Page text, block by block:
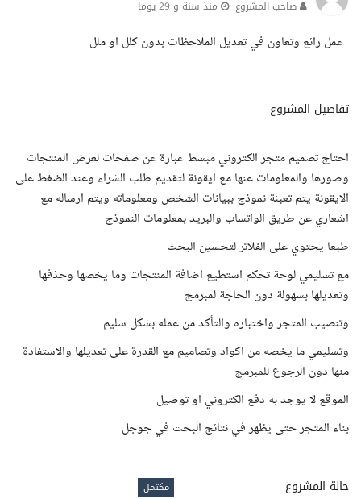
صاحب المشروع منذ سنة و 29 يوما
عمل رائع وتعاون في تعديل الملاحظات بدون كلل او ملل
تفاصيل المشروع
احتاج تصميم متجر الكتروني مبسط عبارة عن صفحات لعرض المنتجات
وصورها والمعلومات عنها مع ايقونة لتقديم طلب الشراء وعند الضغط على
الايقونة يتم تعبئة نموذج ببيانات الشخص ومعلوماته ويتم ارساله مع
اشعاري عن طريق الواتساب والبريد بمعلومات النموذج
طبعا يحتوي على الفلاتر لتحسين البحث
مع تسليمي لوحة تحكم استطيع اضافة المنتجات وما يخصها وحذفها
وتعديلها بسهولة دون الحاجة لمبرمج
وتنصيب المتجر واختباره والتأكد من عمله بشكل سليم
وتسليمي ما يخصه من اكواد وتصاميم مع القدرة على تعديلها والاستفادة
منها دون الرجوع للمبرمج
الموقع لا يوجد به دفع الكتروني او توصيل
بناء المتجر حتى يظهر في نتائج البحث في جوجل
حالة المشروع مكتمل